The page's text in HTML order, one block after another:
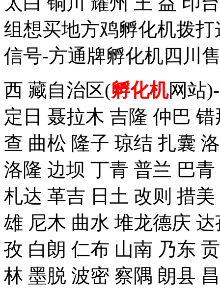
组想买地方鸡孵化机拨打
信号-方通牌孵化机四川
西 藏自治区(孵化机网站
定日 聂拉木 吉隆 仲巴
查 曲松 隆子 琼结 扎囊
洛隆 边坝 丁青 普兰 巴
札达 革吉 日土 改则 措
雄 尼木 曲水 堆龙德庆
孜 白朗 仁布 山南 乃东
林 墨脱 波密 察隅 朗县